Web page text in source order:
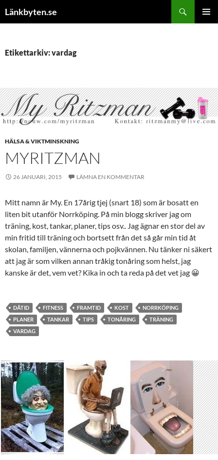
tillLänkbyten.se
Etikettarkiv: vardag
HÄLSA & VIKTMINSKNING
MYRITZMAN
26 JANUARI, 2015 LÄMNA EN KOMMENTAR
Mitt namn är My. En 17årig tjej (snart 18) som är bosatt en
liten bit utanför Norrköping. På min blogg skriver jag om
träning, kost, tankar, planer, tips osv.. Jag ägnar en stor del av
min fritid till träning och bortsett från det så går min tid åt
skolan, familjen, vännerna och pojkvännen. Nu tänker ni säkert
att jag är som vilken annan tråkig tonåring som helst, jag
kanske är det, vem vet? Kika in och ta reda på det vet jag 😀
DÅTID FITNESS FRAMTID KOST
NORRKÖPING
PLANER
TANKAR TIPS TONÅRING
TRÄNING
VARDAG